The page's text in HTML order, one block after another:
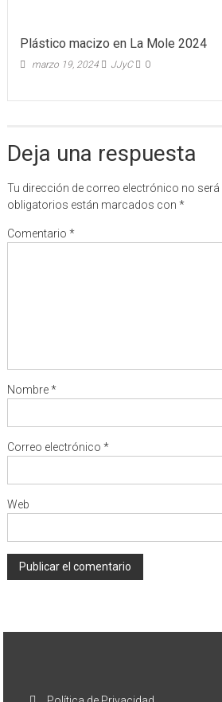
Plástico macizo en La Mole 2024
marzo 19, 2024 JJyC 0
Deja una respuesta
Tu dirección de correo electrónico no será
obligatorios están marcados con *
Comentario *
Nombre*
Correo electrónico *
Web